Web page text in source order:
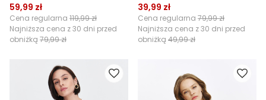
59,99 zł
Cena regularna 119,99 zł
Najniższa cena z 30 dni przed
obniżką 79,99 zł
39,99 zł
Cena regularna 79,99 zł
Najniższa cena z 30 dni przed
obniżką 49,99 zł